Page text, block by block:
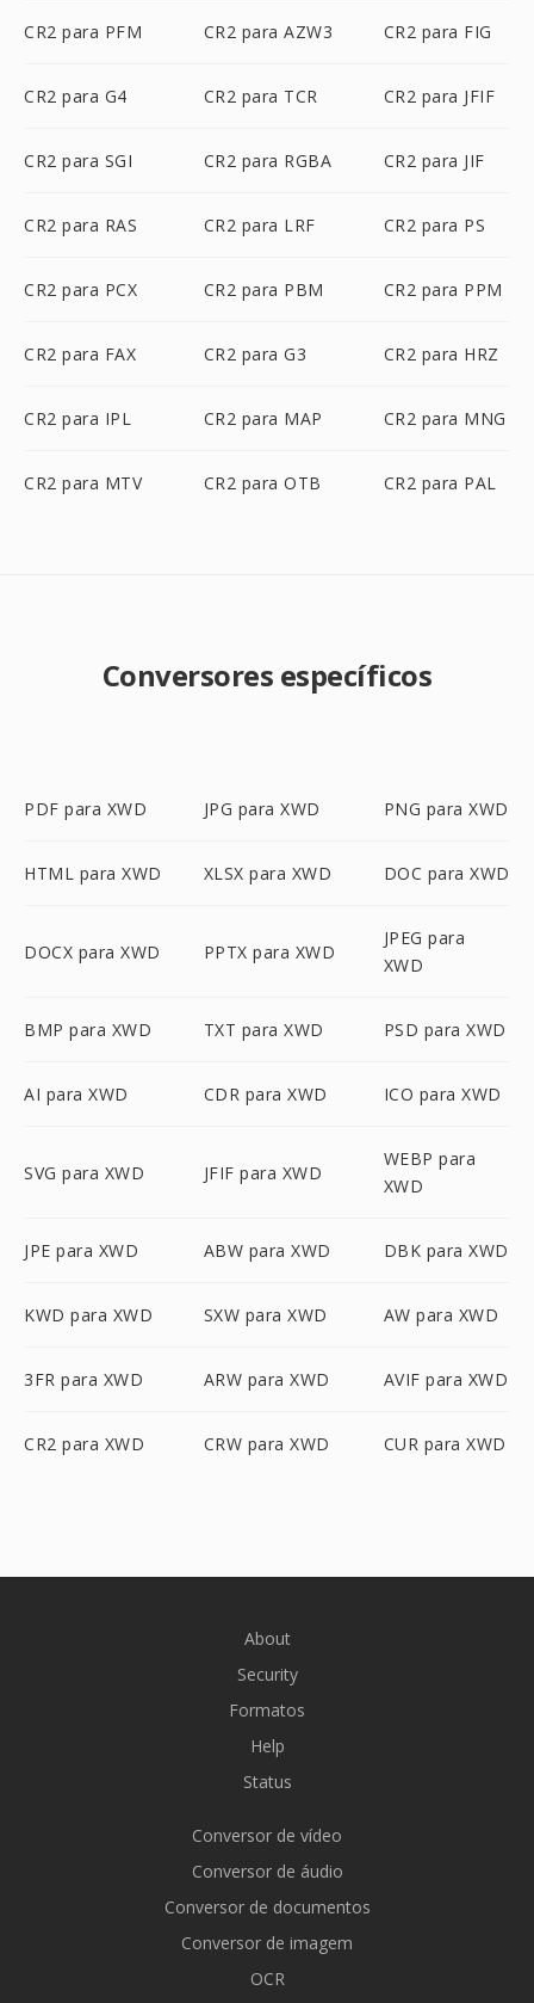
CR2 para PFM CR2 para AZW3 CR2 para FIG
CR2 para G4 CR2 para TCR CR2 para JFIF
CR2 para SGI CR2 para RGBA CR2 para JIF
CR2 para RAS CR2 para LRF CR2 para PS
CR2 para PCX CR2 para PBM CR2 para PPM
CR2 para FAX CR2 para G3 CR2 para HRZ
CR2 para IPL CR2 para MAP CR2 para MNG
CR2 para MTV CR2 para OTB CR2 para PAL
Conversores específicos
PDF para XWD JPG para XWD PNG para XWD
HTML para XWD XLSX para XWD DOC para XWD
DOCX para XWD PPTX para XWD
JPEG para
XWD
BMP para XWD TXT para XWD PSD para XWD
AI para XWD CDR para XWD ICO para XWD
SVG para XWD JFIF para XWD
WEBP para
XWD
JPE para XWD ABW para XWD DBK para XWD
KWD para XWD SXW para XWD AW para XWD
3FR para XWD ARW para XWD AVIF para XWD
CR2 para XWD CRW para XWD CUR para XWD
About
Security
Formatos
Help
Status
Conversor de vídeo
Conversor de áudio
Conversor de documentos
Conversor de imagem
OCR